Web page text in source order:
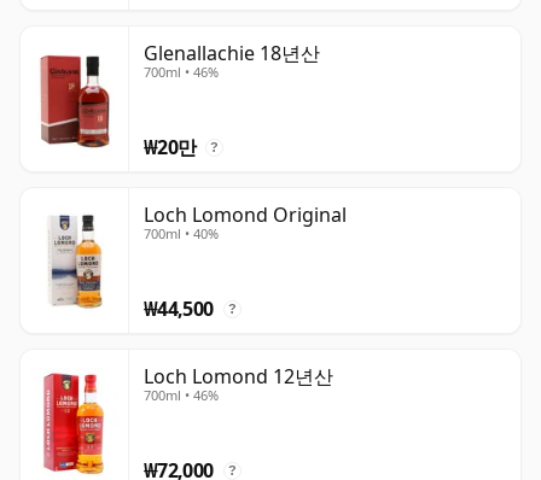
Glenallachie 18년산
700ml • 46%
₩20만 ?
Loch Lomond Original
700ml • 40%
₩44,500 ?
Loch Lomond 12년산
700ml • 46%
₩72,000 ?